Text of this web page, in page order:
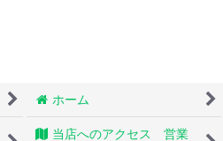
ホーム
当店へのアクセス 営業